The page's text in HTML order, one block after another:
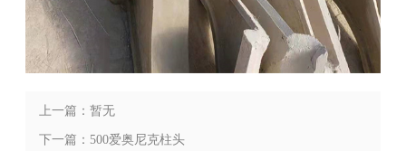
上一篇：暂无
下一篇：500爱奥尼克柱头